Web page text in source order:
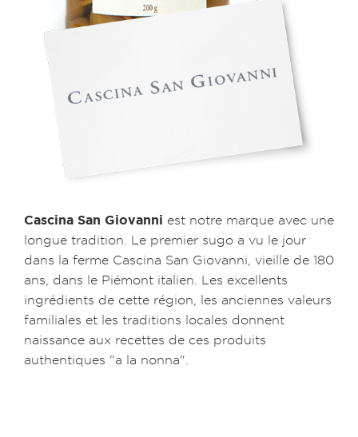
Cascina San Giovanni est notre marque avec une
longue tradition. Le premier sugo a vu le jour
dans la ferme Cascina San Giovanni, vieille de 180
ans, dans le Piémont italien. Les excellents
ingrédients de cette région, les anciennes valeurs
familiales et les traditions locales donnent
naissance aux recettes de ces produits
authentiques "a la nonna".